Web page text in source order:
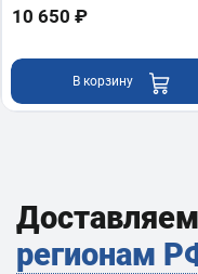
10 650 ₽
В корзину
регионам